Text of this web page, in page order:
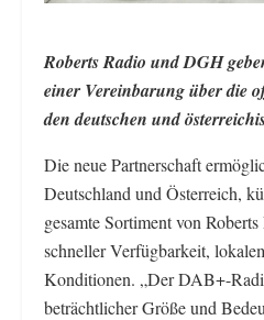
Roberts Radio und DGH
einer Vereinbarung über die
den deutschen und
Die neue Partnerschaft
Deutschland und Österreich,
gesamte Sortiment von
schneller Verfügbarkeit,
Konditionen. „Der DAB+-
beträchtlicher Größe und